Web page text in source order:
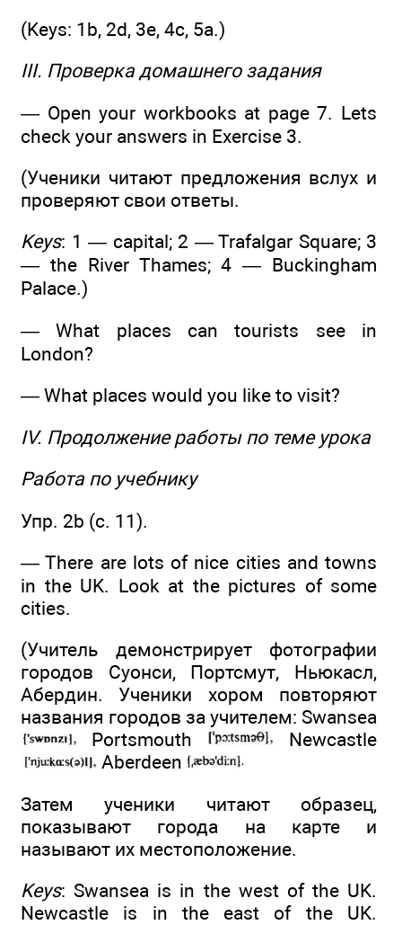
(Keys: 1b, 2d, 3e, 4c, 5a.)
III. Проверка домашнего задания
— Open your workbooks at page 7. Lets
check your answers in Exercise 3.
(Ученики читают предложения вслух и
проверяют свои ответы.
Keys: 1 — capital; 2 — Trafalgar Square; 3
— the River Thames; 4 — Buckingham
Palace.)
— What places can tourists see in
London?
— What places would you like to visit?
IV. Продолжение работы по теме урока
Работа по учебнику
Упр. 2b (с. 11).
— There are lots of nice cities and towns
in the UK. Look at the pictures of some
cities.
(Учитель демонстрирует фотографии
городов Суонси, Портсмут, Ньюкасл,
Абердин. Ученики хором повторяют
названия городов за учителем: Swansea
Portsmouth
Newcastle
Aberdeen
Затем ученики читают образец,
показывают города на карте и
называют их местоположение.
Keys: Swansea is in the west of the UK.
Newcastle is in the east of the UK.